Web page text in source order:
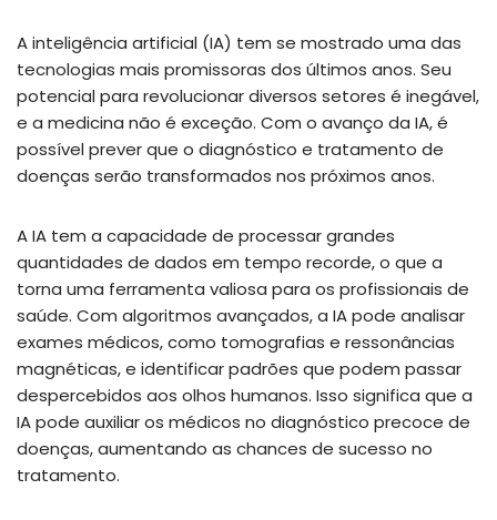
A inteligência artificial (IA) tem se mostrado uma das
tecnologias mais promissoras dos últimos anos. Seu
potencial para revolucionar diversos setores é inegável,
e a medicina não é exceção. Com o avanço da IA, é
possível prever que o diagnóstico e tratamento de
doenças serão transformados nos próximos anos.
A IA tem a capacidade de processar grandes
quantidades de dados em tempo recorde, o que a
torna uma ferramenta valiosa para os profissionais de
saúde. Com algoritmos avançados, a IA pode analisar
exames médicos, como tomografias e ressonâncias
magnéticas, e identificar padrões que podem passar
despercebidos aos olhos humanos. Isso significa que a
IA pode auxiliar os médicos no diagnóstico precoce de
doenças, aumentando as chances de sucesso no
tratamento.